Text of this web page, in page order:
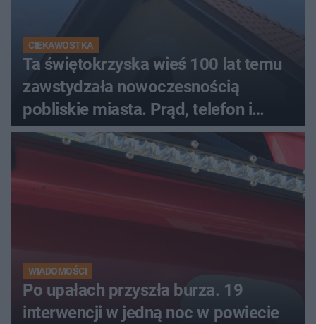
CIEKAWOSTKA
Ta świętokrzyska wieś 100 lat temu
zawstydzała nowoczesnością
pobliskie miasta. Prąd, telefon i
luksusowa auta
WIADOMOŚCI
Po upałach przyszła burza. 19
interwencji w jedną noc w powiecie